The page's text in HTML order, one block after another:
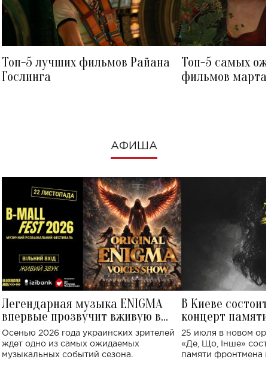
Топ-5 лучших фильмов Райана
Гослинга
Топ-5 самых
фильмов
АФИША
Легендарная музыка ENIGMA
впервые прозвучит вживую в
Украине: где состоится концерт
Осенью 2026 года украинских зрителей
ждет одно из самых ожидаемых
музыкальных событий сезона.
В Киеве
концерт
Клименко:
исполнят песни
25 июля в новом
«Де, Що, Інше»
памяти фронтмена